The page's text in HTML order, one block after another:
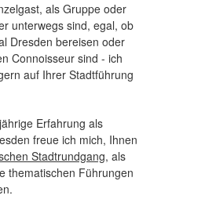
als Gruppe oder
unterwegs sind, egal, ob
Dresden bereisen oder
Connoisseur sind - ich
auf Ihrer Stadtführung
Erfahrung als
freue ich mich, Ihnen
Stadtrundgang, als
thematischen Führungen